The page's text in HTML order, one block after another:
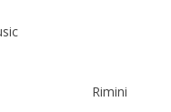
Music
Rimini